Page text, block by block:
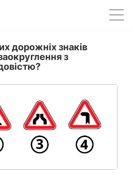
дорожніх знаків
з